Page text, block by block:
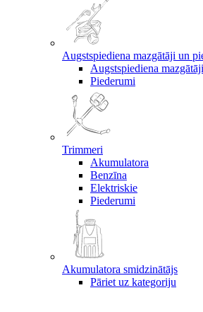
Augstspiediena mazgātāji un
Augstspiediena
Piederumi
Trimmeri
Akumulatora
Benzīna
Elektriskie
Piederumi
Akumulatora smidzinātājs
Pāriet uz kategoriju